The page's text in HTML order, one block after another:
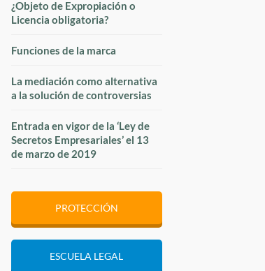
¿Objeto de Expropiación o
Licencia obligatoria?
Funciones de la marca
La mediación como alternativa
a la solución de controversias
Entrada en vigor de la ‘Ley de
Secretos Empresariales’ el 13
de marzo de 2019
PROTECCIÓN
ESCUELA LEGAL